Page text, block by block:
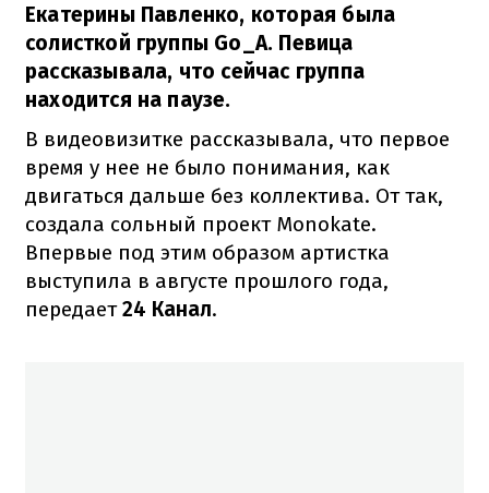
Екатерины Павленко, которая была
солисткой группы Go_A. Певица
рассказывала, что сейчас группа
находится на паузе.
В видеовизитке рассказывала, что первое
время у нее не было понимания, как
двигаться дальше без коллектива. От так,
создала сольный проект Monokate.
Впервые под этим образом артистка
выступила в августе прошлого года,
передает24 Канал.